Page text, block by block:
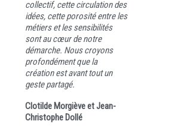
collectif, cette circulation des
idées, cette porosité entre les
métiers et les sensibilités
sont au cœur de notre
démarche. Nous croyons
profondément que la
création est avant tout un
geste partagé.
Clotilde Morgiève et Jean-
Christophe Dollé